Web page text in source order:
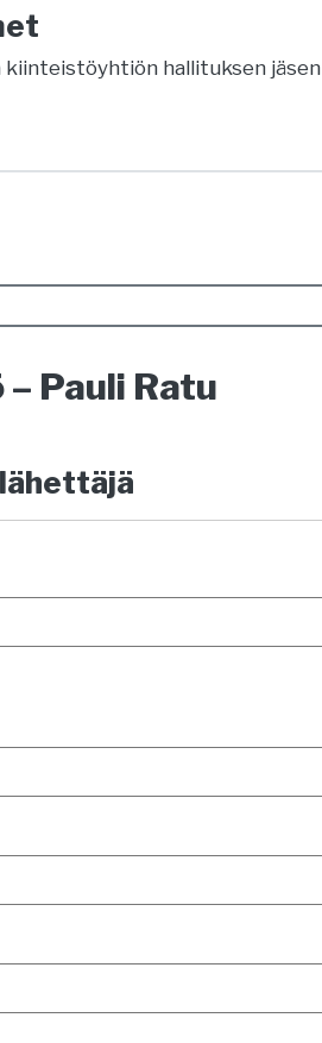
kiinteistöyhtiön hallituksen jäsen
Pauli Ratu